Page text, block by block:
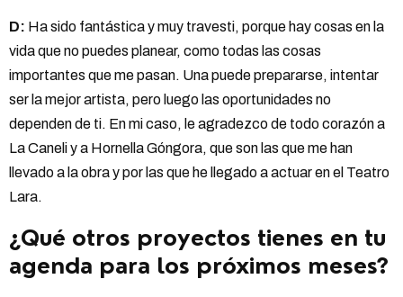
D: Ha sido fantástica y muy travesti, porque hay cosas en la
vida que no puedes planear, como todas las cosas
importantes que me pasan. Una puede prepararse, intentar
ser la mejor artista, pero luego las oportunidades no
dependen de ti. En mi caso, le agradezco de todo corazón a
La Caneli y a Hornella Góngora, que son las que me han
llevado a la obra y por las que he llegado a actuar en el Teatro
Lara.
¿Qué otros proyectos tienes en tu
agenda para los próximos meses?